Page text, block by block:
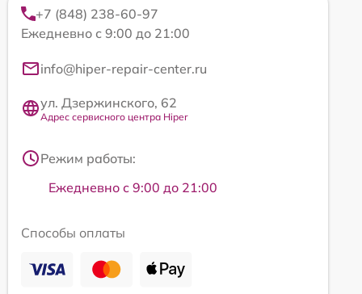
+7 (848) 238-60-97
Ежедневно с 9:00 до 21:00
info@hiper-repair-center.ru
ул. Дзержинского, 62
Адрес сервисного центра Hiper
Режим работы:
Ежедневно с 9:00 до 21:00
Способы оплаты